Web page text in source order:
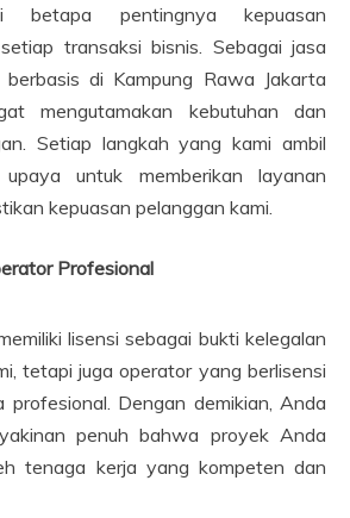
betapa pentingnya kepuasan
transaksi bisnis. Sebagai jasa
di Kampung Rawa Jakarta
mengutamakan kebutuhan dan
Setiap langkah yang kami ambil
untuk memberikan layanan
kepuasan pelanggan kami.
Profesional
lisensi sebagai bukti kelegalan
tetapi juga operator yang berlisensi
profesional. Dengan demikian, Anda
penuh bahwa proyek Anda
tenaga kerja yang kompeten dan